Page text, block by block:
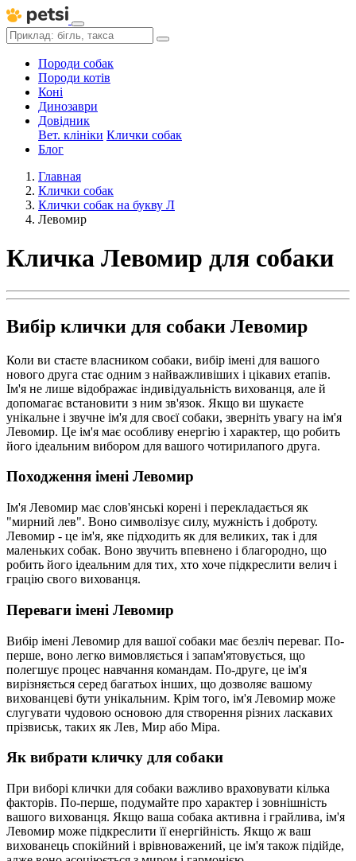
Породи собак
Породи котів
Коні
Динозаври
Довідник
Вет. клініки Клички собак
Блог
Главная
Клички собак
Клички собак на букву Л
Левомир
Кличка Левомир для собаки
Вибір клички для собаки Левомир
Коли ви стаєте власником собаки, вибір імені для вашого
нового друга стає одним з найважливіших і цікавих етапів.
Ім'я не лише відображає індивідуальність вихованця, але й
допомагає встановити з ним зв'язок. Якщо ви шукаєте
унікальне і звучне ім'я для своєї собаки, зверніть увагу на ім'я
Левомир. Це ім'я має особливу енергію і характер, що робить
його ідеальним вибором для вашого чотирилапого друга.
Походження імені Левомир
Ім'я Левомир має слов'янські корені і перекладається як
"мирний лев". Воно символізує силу, мужність і доброту.
Левомир - це ім'я, яке підходить як для великих, так і для
маленьких собак. Воно звучить впевнено і благородно, що
робить його ідеальним для тих, хто хоче підкреслити велич і
грацію свого вихованця.
Переваги імені Левомир
Вибір імені Левомир для вашої собаки має безліч переваг. По-
перше, воно легко вимовляється і запам'ятовується, що
полегшує процес навчання командам. По-друге, це ім'я
вирізняється серед багатьох інших, що дозволяє вашому
вихованцеві бути унікальним. Крім того, ім'я Левомир може
слугувати чудовою основою для створення різних ласкавих
прізвиськ, таких як Лев, Мир або Міра.
Як вибрати кличку для собаки
При виборі клички для собаки важливо враховувати кілька
факторів. По-перше, подумайте про характер і зовнішність
вашого вихованця. Якщо ваша собака активна і грайлива, ім'я
Левомир може підкреслити її енергійність. Якщо ж ваш
вихованець спокійний і врівноважений, це ім'я також підійде,